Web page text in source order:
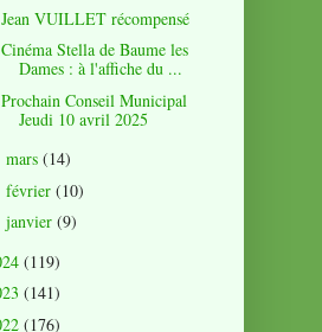
Jean VUILLET récompensé
Cinéma Stella de Baume les
Dames : à l'affiche du ...
Prochain Conseil Municipal
Jeudi 10 avril 2025
mars (14)
février (10)
janvier (9)
(119)
(141)
(176)